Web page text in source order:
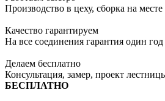
Производство в цеху, сборка на месте
Качество гарантируем
На все соединения гарантия один год
Делаем бесплатно
Консультация, замер, проект
БЕСПЛАТНО